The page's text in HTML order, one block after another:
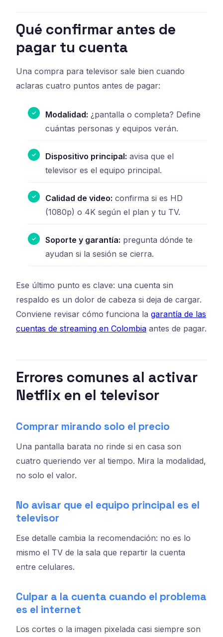
Qué confirmar antes de
pagar tu cuenta
Una compra para televisor sale bien cuando
aclaras cuatro puntos antes de pagar:
Modalidad: ¿pantalla o completa? Define
cuántas personas y equipos verán.
Dispositivo principal: avisa que el
televisor es el equipo principal.
Calidad de video: confirma si es HD
(1080p) o 4K según el plan y tu TV.
Soporte y garantía: pregunta dónde te
ayudan si la sesión se cierra.
Ese último punto es clave: una cuenta sin
respaldo es un dolor de cabeza si deja de cargar.
Conviene revisar cómo funciona la garantía de las
cuentas de streaming en Colombia antes de pagar.
Errores comunes al activar
Netflix en el televisor
Comprar mirando solo el precio
Una pantalla barata no rinde si en casa son
cuatro queriendo ver al tiempo. Mira la modalidad,
no solo el valor.
No avisar que el equipo principal es el
televisor
Ese detalle cambia la recomendación: no es lo
mismo el TV de la sala que repartir la cuenta
entre celulares.
Culpar a la cuenta cuando el problema
es el internet
Los cortes o la imagen pixelada casi siempre son